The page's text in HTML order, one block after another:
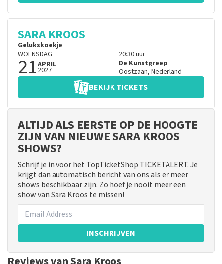
SARA KROOS
Gelukskoekje
WOENSDAG
21APRIL
2027
20:30uur
De Kunstgreep
Oostzaan, Nederland
BEKIJK TICKETS
ALTIJD ALS EERSTE OP DE HOOGTE
ZIJN VAN NIEUWE SARA KROOS
SHOWS?
Schrijf je in voor het TopTicketShop TICKETALERT. Je
krijgt dan automatisch bericht van ons als er meer
shows beschikbaar zijn. Zo hoef je nooit meer een
show van Sara Kroos te missen!
INSCHRIJVEN